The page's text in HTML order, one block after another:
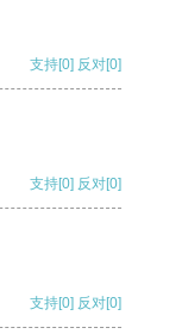
支持[0] 反对[0]
支持[0] 反对[0]
支持[0] 反对[0]